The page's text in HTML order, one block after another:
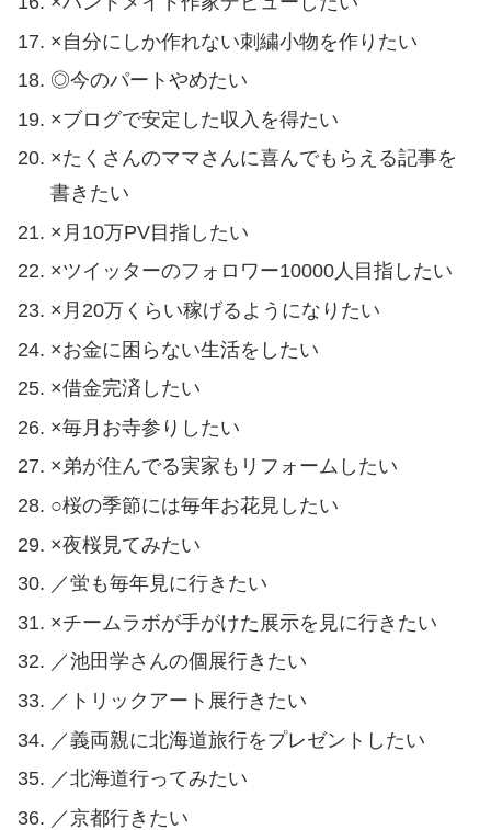
×自分にしか作れない刺繍小物を作りたい
◎今のパートやめたい
×ブログで安定した収入を得たい
×たくさんのママさんに喜んでもらえる記事を
書きたい
×月10万PV目指したい
×ツイッターのフォロワー10000人目指したい
×月20万くらい稼げるようになりたい
×お金に困らない生活をしたい
×借金完済したい
×毎月お寺参りしたい
×弟が住んでる実家もリフォームしたい
○桜の季節には毎年お花見したい
×夜桜見てみたい
／蛍も毎年見に行きたい
×チームラボが手がけた展示を見に行きたい
／池田学さんの個展行きたい
／トリックアート展行きたい
／義両親に北海道旅行をプレゼントしたい
／北海道行ってみたい
／京都行きたい